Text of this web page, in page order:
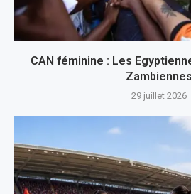
CAN féminine : Les
Zambiennes
29 juillet 2026